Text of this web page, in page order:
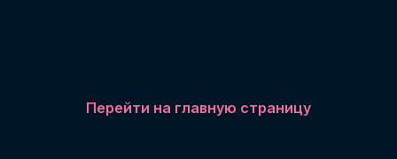
Перейти на главную страницу